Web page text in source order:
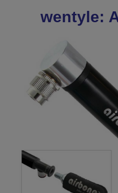
wentyle: